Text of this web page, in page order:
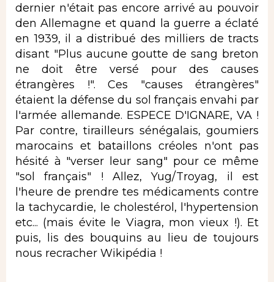
dernier n'était pas encore arrivé au pouvoir
den Allemagne et quand la guerre a éclaté
en 1939, il a distribué des milliers de tracts
disant "Plus aucune goutte de sang breton
ne doit être versé pour des causes
étrangères !". Ces "causes étrangères"
étaient la défense du sol français envahi par
l'armée allemande. ESPECE D'IGNARE, VA !
Par contre, tirailleurs sénégalais, goumiers
marocains et bataillons créoles n'ont pas
hésité à "verser leur sang" pour ce même
"sol français" ! Allez, Yug/Troyag, il est
l'heure de prendre tes médicaments contre
la tachycardie, le cholestérol, l'hypertension
etc... (mais évite le Viagra, mon vieux !). Et
puis, lis des bouquins au lieu de toujours
nous recracher Wikipédia !